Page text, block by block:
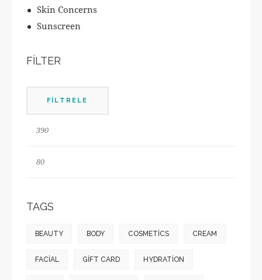
Skin Concerns
Sunscreen
FILTER
FILTRELE
TAGS
BEAUTY BODY COSMETICS CREAM
FACIAL GIFT CARD HYDRATION